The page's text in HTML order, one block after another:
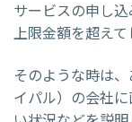
サービスの申し
上限金額を超え
そのような時は
イパル）の会社